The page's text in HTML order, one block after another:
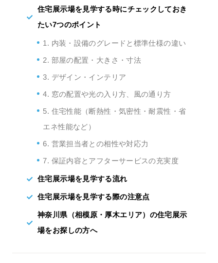
住宅展示場を見学する時にチェックしておき
たい7つのポイント
1. 内装・設備のグレードと標準仕様の違い
2. 部屋の配置・大きさ・寸法
3. デザイン・インテリア
4. 窓の配置や光の入り方、風の通り方
5. 住宅性能（断熱性・気密性・耐震性・省
エネ性能など）
6. 営業担当者との相性や対応力
7. 保証内容とアフターサービスの充実度
住宅展示場を見学する流れ
住宅展示場を見学する際の注意点
神奈川県（相模原・厚木エリア）の住宅展示
場をお探しの方へ